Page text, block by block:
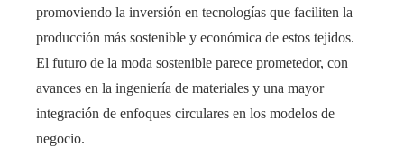
promoviendo la inversión en tecnologías que faciliten la
producción más sostenible y económica de estos tejidos.
El futuro de la moda sostenible parece prometedor, con
avances en la ingeniería de materiales y una mayor
integración de enfoques circulares en los modelos de
negocio.